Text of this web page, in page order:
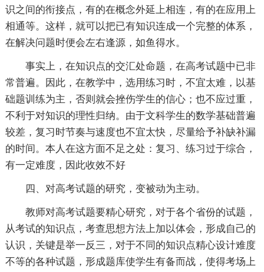
识之间的衔接点，有的在概念外延上相连，有的在应用上
相通等。这样，就可以把已有知识连成一个完整的体系，
在解决问题时便会左右逢源，如鱼得水。
事实上，在知识点的交汇处命题，在高考试题中已非
常普遍。因此，在教学中，选用练习时，不宜太难，以基
础题训练为主，否则就会挫伤学生的信心；也不应过重，
不利于对知识的理性归纳。由于文科学生的数学基础普遍
较差，复习时节奏与速度也不宜太快，尽量给予补缺补漏
的时间。本人在这方面不足之处：复习、练习过于综合，
有一定难度，因此收效不好
四、对高考试题的研究，变被动为主动。
教师对高考试题要精心研究，对于各个省份的试题，
从考试的知识点，考查思想方法上加以体会，形成自己的
认识，关键是举一反三，对于不同的知识点精心设计难度
不等的各种试题，形成题库使学生有备而战，使得考场上